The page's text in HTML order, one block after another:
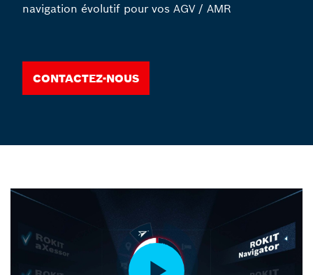
navigation évolutif pour vos AGV / AMR
Contactez-nous